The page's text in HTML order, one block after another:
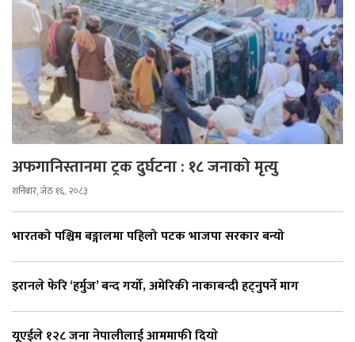
अफगानिस्तानमा ट्रक दुर्घटना : १८ जनाको मृत्यु
शनिबार, जेठ १६, २०८३
भारतको पश्चिम बङ्गालमा पहिलो पटक भाजपा सरकार बन्यो
इरानले फेरि ‘हर्मुज’ बन्द गर्यो, अमेरिकी नाकाबन्दी हट्नुपर्ने माग
यूएईले १२८ जना नेपालीलाई आममाफी दियाे